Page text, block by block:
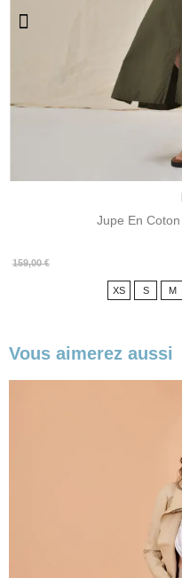
Jupe En
159,00 €
Prix
Prix
XS S M
Vous aimerez aussi